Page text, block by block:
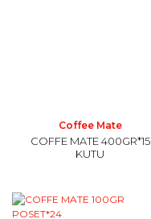
Coffee Mate
COFFE MATE 400GR*15
KUTU